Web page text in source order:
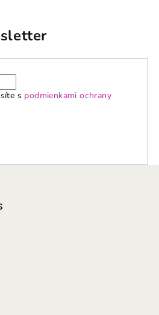
s podmienkami ochrany